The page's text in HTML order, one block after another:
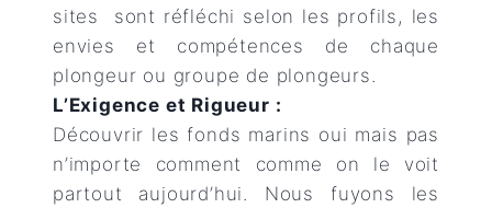
sites sont réfléchi selon les profils, les
envies et compétences de chaque
plongeur ou groupe de plongeurs.
L’Exigence et Rigueur :
Découvrir les fonds marins oui mais pas
n’importe comment comme on le voit
partout aujourd’hui. Nous fuyons les